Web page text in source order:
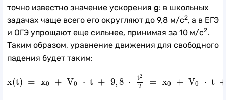
точно известно значение ускорения g: в школьных
задачах чаще всего его округляют до 9,8 м/с2, а в ЕГЭ
и ОГЭ упрощают еще сильнее, принимая за 10 м/с2.
Таким образом, уравнение движения для свободного
падения будет таким:
x(t) = x0 + V0 ⋅ t + 9,8 ⋅ t2
2 = x0 + V0 ⋅ t
⋅t+